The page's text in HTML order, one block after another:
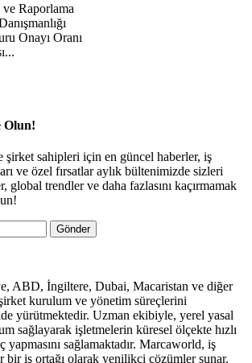
Raporlama
Onayı Oranı
Olun!
şirket sahipleri için en güncel haberler, iş
ve özel fırsatlar aylık bültenimizde sizleri
trendler ve daha fazlasını kaçırmamak
Gönder
ABD, İngiltere, Dubai, Macaristan ve diğer
kurulum ve yönetim süreçlerini
yürütmektedir. Uzman ekibiyle, yerel yasal
sağlayarak işletmelerin küresel ölçekte hızlı
yapmasını sağlamaktadır. Marcaworld, iş
bir iş ortağı olarak yenilikçi çözümler sunar.